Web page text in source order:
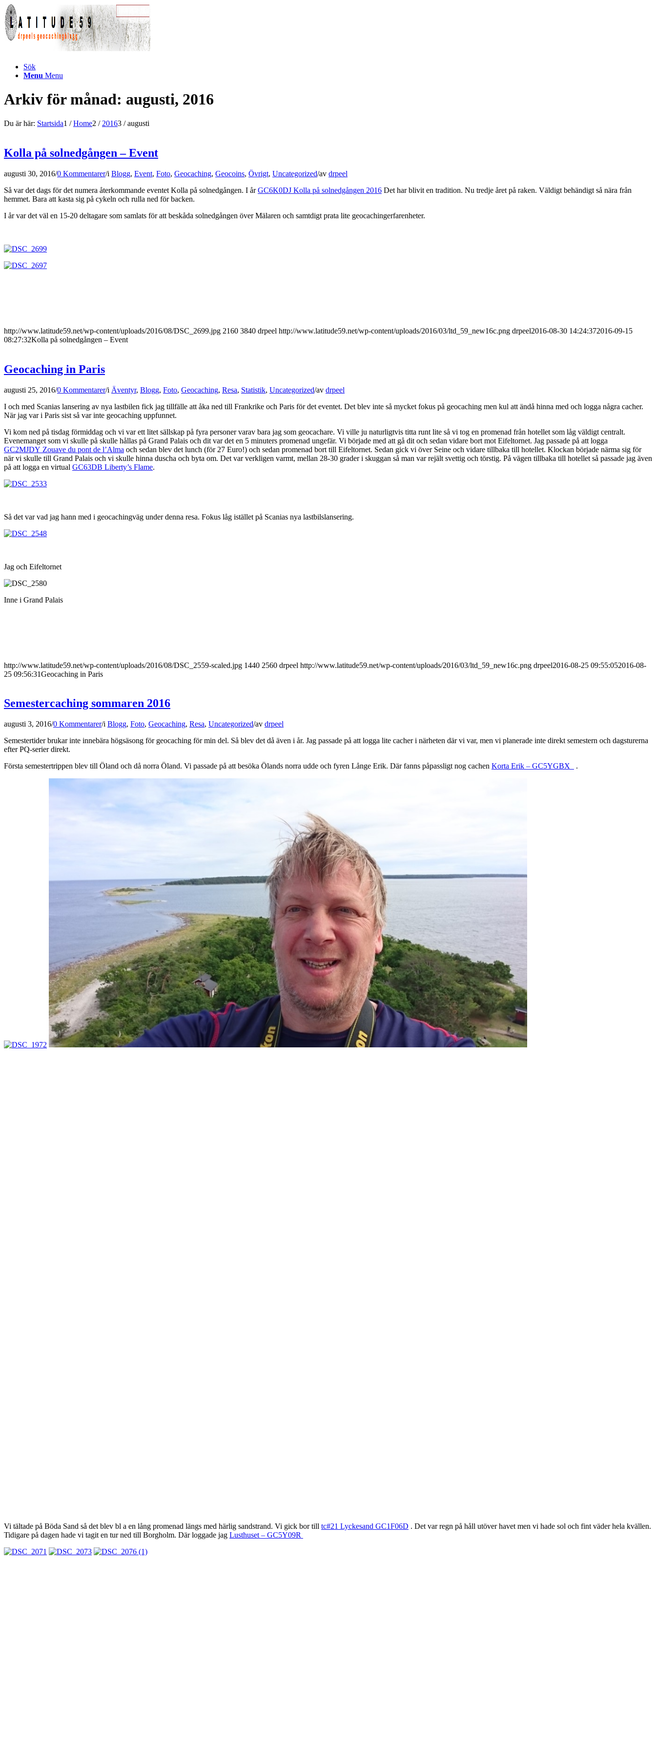
Sök
Menu Menu
Arkiv för månad: augusti, 2016
Du är här: Startsida1 / Home2 / 20163 / augusti
Kolla på solnedgången – Event
augusti 30, 2016/0 Kommentarer/i Blogg, Event, Foto, Geocaching, Geocoins, Övrigt, Uncategorized/av drpeel
Så var det dags för det numera återkommande eventet Kolla på solnedgången. I årGC6K0DJ Kolla på solnedgången 2016 Det har blivit en tradition. Nu tredje året på raken. Väldigt behändigt så nära från
hemmet. Bara att kasta sig på cykeln och rulla ned för backen.
I år var det väl en 15-20 deltagare som samlats för att beskåda solnedgången över Mälaren och samtdigt prata lite geocachingerfarenheter.
http://www.latitude59.net/wp-content/uploads/2016/08/DSC_2699.jpg 2160 3840 drpeel http://www.latitude59.net/wp-content/uploads/2016/03/ltd_59_new16c.png drpeel2016-08-30 14:24:372016-09-15
08:27:32Kolla på solnedgången – Event
Geocaching in Paris
augusti 25, 2016/0 Kommentarer/i Äventyr, Blogg, Foto, Geocaching, Resa, Statistik, Uncategorized/av drpeel
I och med Scanias lansering av nya lastbilen fick jag tillfälle att åka ned till Frankrike och Paris för det eventet. Det blev inte så mycket fokus på geocaching men kul att ändå hinna med och logga några cacher.
När jag var i Paris sist så var inte geocaching uppfunnet.
Vi kom ned på tisdag förmiddag och vi var ett litet sällskap på fyra personer varav bara jag som geocachare. Vi ville ju naturligtvis titta runt lite så vi tog en promenad från hotellet som låg väldigt centralt.
Evenemanget som vi skulle på skulle hållas på Grand Palais och dit var det en 5 minuters promenad ungefär. Vi började med att gå dit och sedan vidare bort mot Eifeltornet. Jag passade på att logga
GC2MJDY Zouave du pont de l’Alma och sedan blev det lunch (för 27 Euro!) och sedan promenad bort till Eifeltornet. Sedan gick vi över Seine och vidare tillbaka till hotellet. Klockan började närma sig för
när vi skulle till Grand Palais och vi skulle hinna duscha och byta om. Det var verkligen varmt, mellan 28-30 grader i skuggan så man var rejält svettig och törstig. På vägen tillbaka till hotellet så passade jag även
på att logga en virtual GC63DB Liberty’s Flame.
Så det var vad jag hann med i geocachingväg under denna resa. Fokus låg istället på Scanias nya lastbilslansering.
Jag och Eifeltornet
Inne i Grand Palais
http://www.latitude59.net/wp-content/uploads/2016/08/DSC_2559-scaled.jpg 1440 2560 drpeel http://www.latitude59.net/wp-content/uploads/2016/03/ltd_59_new16c.png drpeel2016-08-25 09:55:052016-08-
25 09:56:31Geocaching in Paris
Semestercaching sommaren 2016
augusti 3, 2016/0 Kommentarer/i Blogg, Foto, Geocaching, Resa, Uncategorized/av drpeel
Semestertider brukar inte innebära högsäsong för geocaching för min del. Så blev det då även i år. Jag passade på att logga lite cacher i närheten där vi var, men vi planerade inte direkt semestern och dagsturerna
efter PQ-serier direkt.
Första semestertrippen blev till Öland och då norra Öland. Vi passade på att besöka Ölands norra udde och fyren Långe Erik. Där fanns påpassligt nog cachen Korta Erik – GC5YGBX .
Vi tältade på Böda Sand så det blev bl a en lång promenad längs med härlig sandstrand. Vi gick bor till tc#21 Lyckesand GC1F06D . Det var regn på håll utöver havet men vi hade sol och fint väder hela kvällen.
Tidigare på dagen hade vi tagit en tur ned till Borgholm. Där loggade jag Lusthuset – GC5Y09R